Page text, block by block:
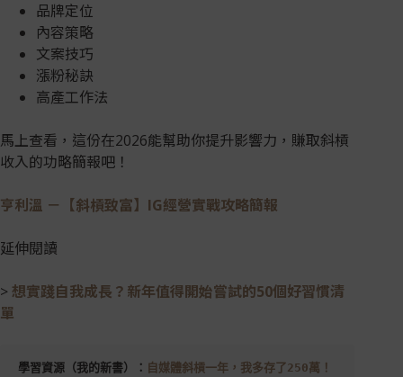
品牌定位
內容策略
文案技巧
漲粉秘訣
高產工作法
馬上查看，這份在2026能幫助你提升影響力，賺取斜槓
收入的功略簡報吧！
亨利溫 －【斜槓致富】IG經營實戰攻略簡報
延伸閱讀
> 想實踐自我成長？新年值得開始嘗試的50個好習慣清
單
學習資源（我的新書）： 自媒體斜槓一年，我多存了250萬！